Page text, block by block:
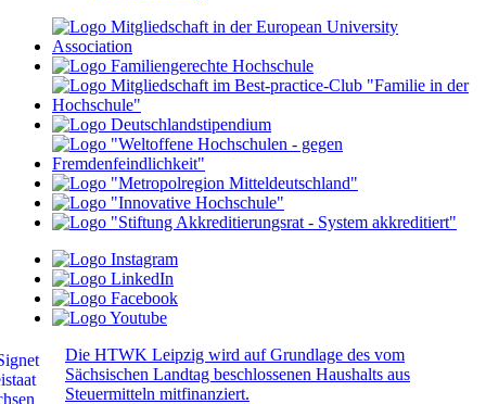
Die HTWK Leipzig wird auf Grundlage des vom
Sächsischen Landtag beschlossenen Haushalts aus
Steuermitteln mitfinanziert.